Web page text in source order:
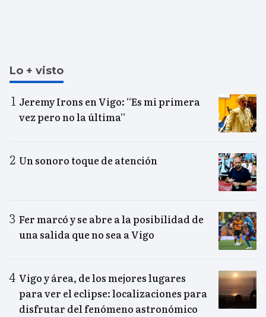
Lo + visto
Jeremy Irons en Vigo: “Es mi primera
vez pero no la última”
Un sonoro toque de atención
Fer marcó y se abre a la posibilidad de
una salida que no sea a Vigo
Vigo y área, de los mejores lugares
para ver el eclipse: localizaciones para
disfrutar del fenómeno astronómico